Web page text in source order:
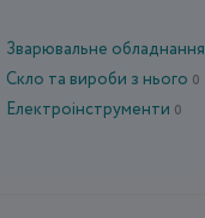
Зварювальне обладнання
Скло та вироби з нього 0
Електроінструменти 0